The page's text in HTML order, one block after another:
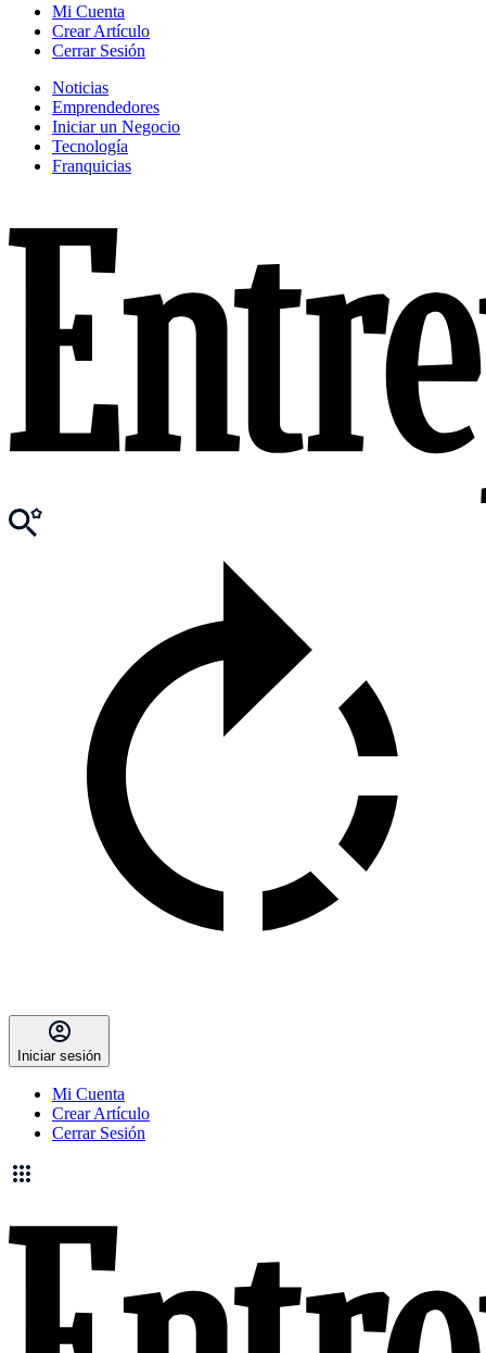
Mi Cuenta
Crear Artículo
Cerrar Sesión
Noticias
Emprendedores
Iniciar un Negocio
Tecnología
Franquicias
Iniciar sesión
Mi Cuenta
Crear Artículo
Cerrar Sesión